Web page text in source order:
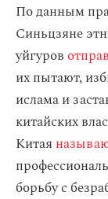
По данным
Синьцзяне
уйгуров
их пытают,
ислама и
китайских
Китая
борьбу с